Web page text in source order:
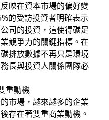
映在資本市場的偏好變
的受訪投資者明確表示
司的投資，這使得碳足
競爭力的關鍵指標。在
排放數據不再只是環境
長與投資人關係團隊必
重動機
市場，越來越多的企業
存在著雙重商業動機。